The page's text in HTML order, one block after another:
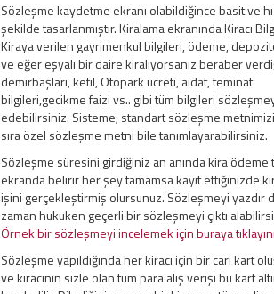
Sözleşme kaydetme ekranı olabildiğince basit ve
şekilde tasarlanmıştır. Kiralama ekranında Kiracı
Kiraya verilen gayrimenkul bilgileri, ödeme,
ve eğer eşyalı bir daire kiralıyorsanız beraber
demirbaşları, kefil, Otopark ücreti, aidat, teminat
bilgileri,gecikme faizi vs.. gibi tüm bilgileri
edebilirsiniz. Sisteme; standart sözleşme
sıra özel sözleşme metni bile tanımlayarabilirsiniz.
Sözleşme süresini girdiğiniz an anında kira ödeme
ekranda belirir her şey tamamsa kayıt ettiğinizde
işini gerçekleştirmiş olursunuz. Sözleşmeyi yazdır
zaman hukuken geçerli bir sözleşmeyi çıktı
Örnek bir sözleşmeyi incelemek için buraya
Sözleşme yapıldığında her kiracı için bir cari kart
ve kiracının sizle olan tüm para alış verişi bu kart